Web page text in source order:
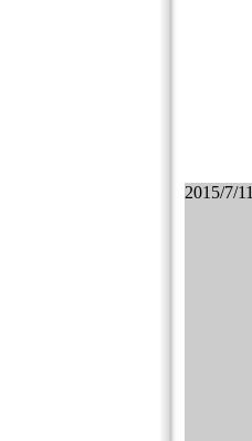
2015/7/11